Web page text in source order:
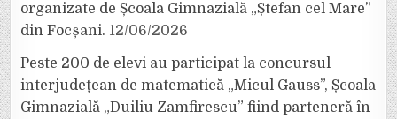
organizate de Școala Gimnazială „Ștefan cel Mare”
din Focșani. 12/06/2026
Peste 200 de elevi au participat la concursul
interjudețean de matematică „Micul Gauss”, Școala
Gimnazială „Duiliu Zamfirescu” fiind parteneră în